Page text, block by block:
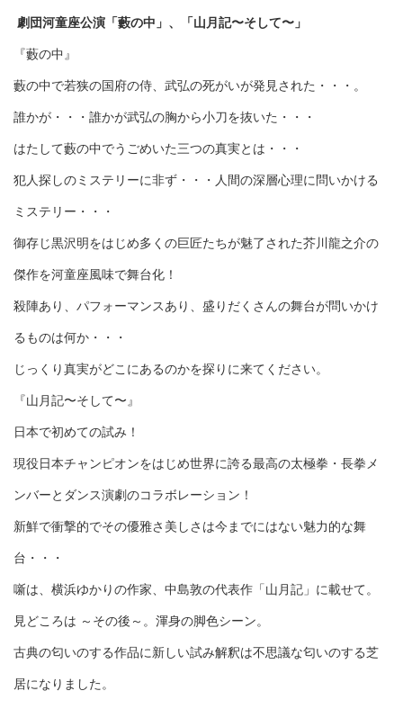
劇団河童座公演「藪の中」、「山月記〜そして〜」
『藪の中』
藪の中で若狭の国府の侍、武弘の死がいが発見された・・・。
誰かが・・・誰かが武弘の胸から小刀を抜いた・・・
はたして藪の中でうごめいた三つの真実とは・・・
犯人探しのミステリーに非ず・・・人間の深層心理に問いかける
ミステリー・・・
御存じ黒沢明をはじめ多くの巨匠たちが魅了された芥川龍之介の
傑作を河童座風味で舞台化！
殺陣あり、パフォーマンスあり、盛りだくさんの舞台が問いかけ
るものは何か・・・
じっくり真実がどこにあるのかを探りに来てください。
『山月記〜そして〜』
日本で初めての試み！
現役日本チャンピオンをはじめ世界に誇る最高の太極拳・長拳メ
ンバーとダンス演劇のコラボレーション！
新鮮で衝撃的でその優雅さ美しさは今までにはない魅力的な舞
台・・・
噺は、横浜ゆかりの作家、中島敦の代表作「山月記」に載せて。
見どころは ～その後～。渾身の脚色シーン。
古典の匂いのする作品に新しい試み解釈は不思議な匂いのする芝
居になりました。